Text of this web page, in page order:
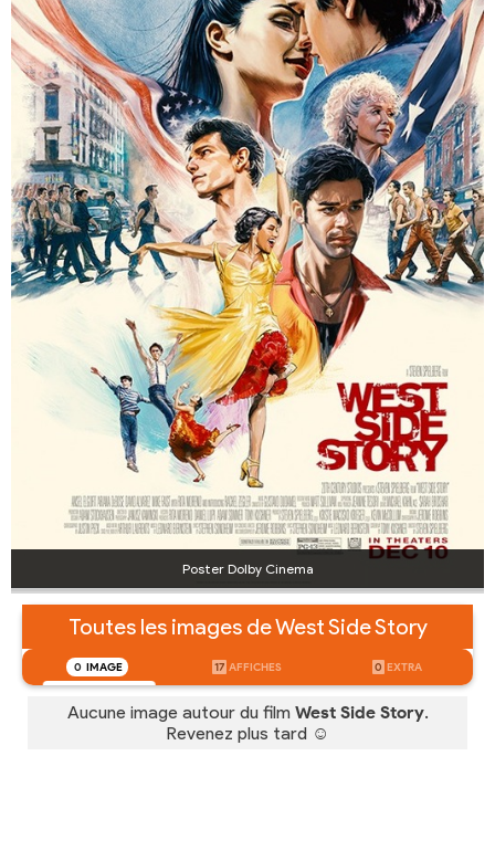
Poster Dolby Cinema
Toutes les images de West Side Story
0 IMAGE 17 AFFICHES 0 EXTRA
Aucune image autour du film West Side Story.
Revenez plus tard ☺